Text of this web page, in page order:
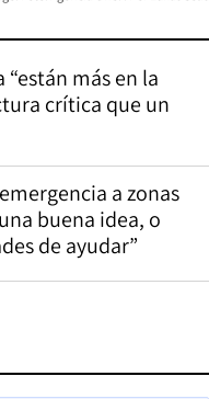
“están más en la
crítica que un
a zonas
buena idea, o
de ayudar”